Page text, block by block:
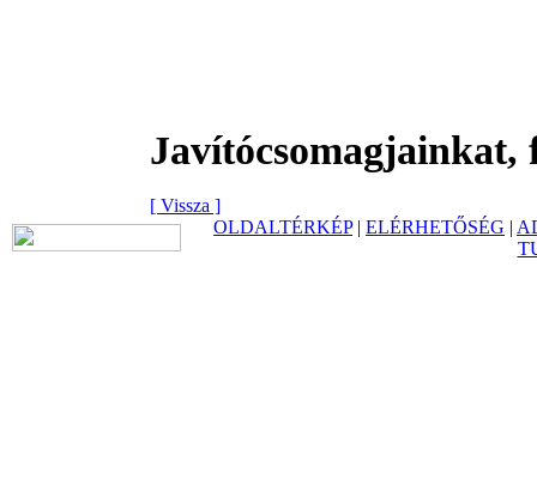
Javítócsomagjainkat,
[ Vissza ]
OLDALTÉRKÉP| ELÉRHETŐSÉG |